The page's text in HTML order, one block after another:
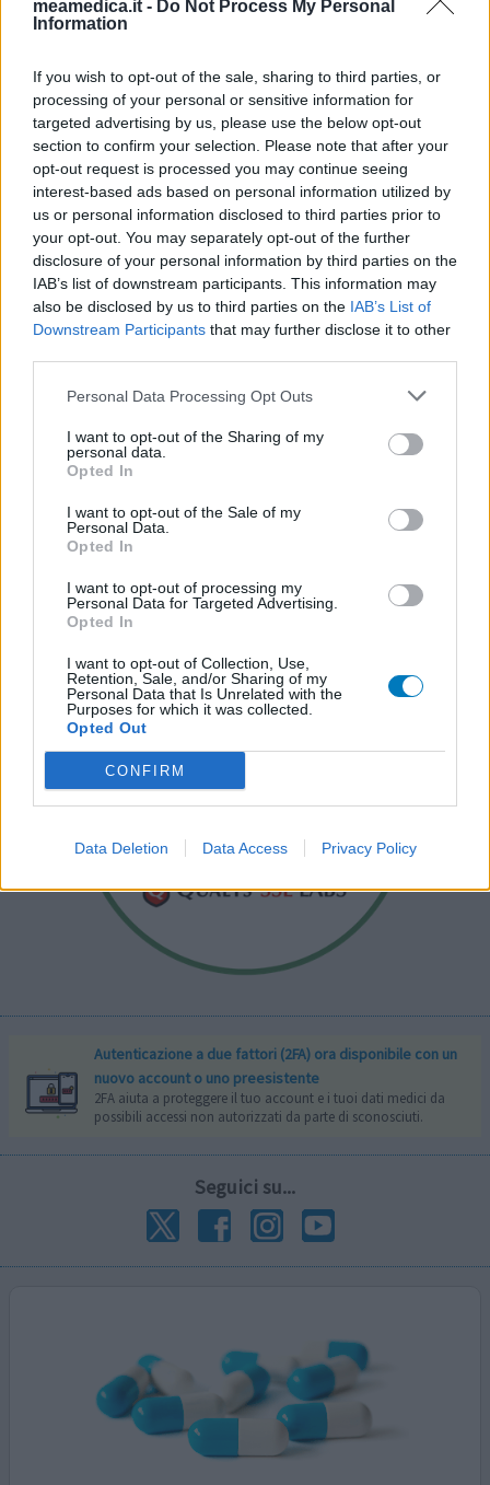
meamedica.it - Do Not Process My Personal
Information
If you wish to opt-out of the sale, sharing to third parties, or
processing of your personal or sensitive information for
targeted advertising by us, please use the below opt-out
section to confirm your selection. Please note that after your
opt-out request is processed you may continue seeing
interest-based ads based on personal information utilized by
us or personal information disclosed to third parties prior to
your opt-out. You may separately opt-out of the further
disclosure of your personal information by third parties on the
IAB’s list of downstream participants. This information may
also be disclosed by us to third parties on the IAB’s List of
Downstream Participants that may further disclose it to other
Personal Data Processing Opt Outs
I want to opt-out of the Sharing of my
personal data.
Opted In
I want to opt-out of the Sale of my
Personal Data.
Opted In
I want to opt-out of processing my
Personal Data for Targeted Advertising.
Opted In
I want to opt-out of Collection, Use,
Retention, Sale, and/or Sharing of my
Personal Data that Is Unrelated with the
Purposes for which it was collected.
Opted Out
CONFIRM
Data Deletion Data Access Privacy Policy
Autenticazione a due fattori (2FA) ora disponibile con un
nuovo account o uno preesistente
2FA aiuta a proteggere il tuo account e i tuoi dati medici da
possibili accessi non autorizzati da parte di sconosciuti.
Seguici su...